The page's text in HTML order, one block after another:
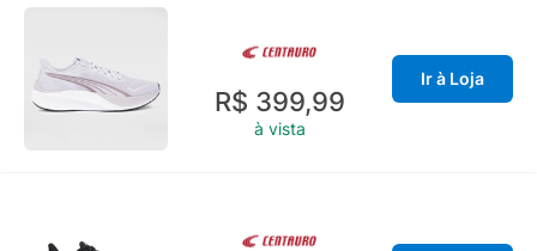
R$ 399,99
à vista
Ir à Loja